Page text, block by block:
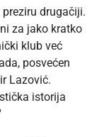
drugačiji.
za jako kratko
klub već
posvećen
Lazović.
istorija